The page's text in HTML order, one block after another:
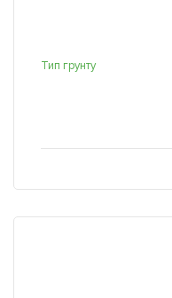
Тип грунту